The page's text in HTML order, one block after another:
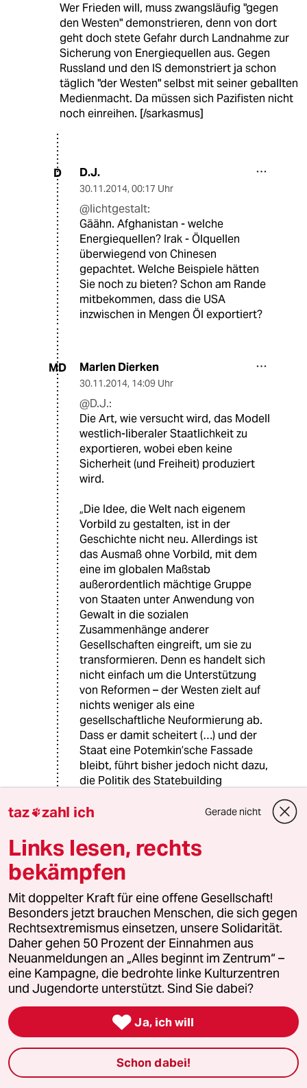
Wer Frieden will, muss zwangsläufig "gegen
den Westen" demonstrieren, denn von dort
geht doch stete Gefahr durch Landnahme zur
Sicherung von Energiequellen aus. Gegen
Russland und den IS demonstriert ja schon
täglich "der Westen" selbst mit seiner geballten
Medienmacht. Da müssen sich Pazifisten nicht
noch einreihen. [/sarkasmus]
D D.J.
30.11.2014, 00:17 Uhr
@lichtgestalt:
Gäähn. Afghanistan - welche
Energiequellen? Irak - Ölquellen
überwiegend von Chinesen
gepachtet. Welche Beispiele hätten
Sie noch zu bieten? Schon am Rande
mitbekommen, dass die USA
inzwischen in Mengen Öl exportiert?
MD Marlen Dierken
30.11.2014, 14:09 Uhr
@D.J.:
Die Art, wie versucht wird, das Modell
westlich-liberaler Staatlichkeit zu
exportieren, wobei eben keine
Sicherheit (und Freiheit) produziert
wird.
„Die Idee, die Welt nach eigenem
Vorbild zu gestalten, ist in der
Geschichte nicht neu. Allerdings ist
das Ausmaß ohne Vorbild, mit dem
eine im globalen Maßstab
außerordentlich mächtige Gruppe
von Staaten unter Anwendung von
Gewalt in die sozialen
Zusammenhänge anderer
Gesellschaften eingreift, um sie zu
transformieren. Denn es handelt sich
nicht einfach um die Unterstützung
von Reformen – der Westen zielt auf
nichts weniger als eine
gesellschaftliche Neuformierung ab.
Dass er damit scheitert (…) und der
Staat eine Potemkin’sche Fassade
bleibt, führt bisher jedoch nicht dazu,
die Politik des Statebuilding
(Bliesemann de Guevara, B./ Kühn, F.
D D.J.
30.11.2014,14:58 Uhr
@Marlen Dierken:
Ist ja richtig, was Sie sagen. Mich
stört bloß dieses seltsame
monokausale Weltbild, wenn über
Kriegsgründe geredet wird, das das
außer dem primären ökonomischen
Sektor hinaus nichts zu kennen
scheint.
F[ fornax [alias flex/alias flux]
taz zahl ich Gerade nicht
Links lesen, rechts
bekämpfen
Mit doppelter Kraft für eine offene Gesellschaft!
Besonders jetzt brauchen Menschen, die sich gegen
Rechtsextremismus einsetzen, unsere Solidarität.
Daher gehen 50 Prozent der Einnahmen aus
Neuanmeldungen an „Alles beginnt im Zentrum“ –
eine Kampagne, die bedrohte linke Kulturzentren
und Jugendorte unterstützt. Sind Sie dabei?
 Ja, ich will
Schon dabei!